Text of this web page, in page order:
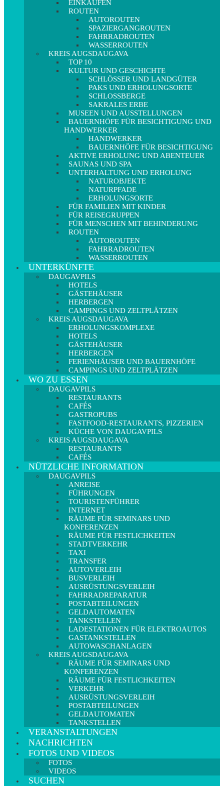
EINKAUFEN
ROUTEN
AUTOROUTEN
SPAZIERGANGROUTEN
FAHRRADROUTEN
WASSERROUTEN
KREIS AUGSDAUGAVA
TOP 10
KULTUR UND GESCHICHTE
SCHLÖSSER UND LANDGÜTER
PAKS UND ERHOLUNGSORTE
SCHLOSSBERGE
SAKRALES ERBE
MUSEEN UND AUSSTELLUNGEN
BAUERNHÖFE FÜR BESICHTIGUNG UND
HANDWERKER
HANDWERKER
BAUERNHÖFE FÜR BESICHTIGUNG
AKTIVE ERHOLUNG UND ABENTEUER
SAUNAS UND SPA
UNTERHALTUNG UND ERHOLUNG
NATUROBJEKTE
NATURPFADE
ERHOLUNGSORTE
FÜR FAMILIEN MIT KINDER
FÜR REISEGRUPPEN
FÜR MENSCHEN MIT BEHINDERUNG
ROUTEN
AUTOROUTEN
FAHRRADROUTEN
WASSERROUTEN
UNTERKÜNFTE
DAUGAVPILS
HOTELS
GÄSTEHÄUSER
HERBERGEN
CAMPINGS UND ZELTPLÄTZEN
KREIS AUGSDAUGAVA
ERHOLUNGSKOMPLEXE
HOTELS
GÄSTEHÄUSER
HERBERGEN
FERIENHÄUSER UND BAUERNHÖFE
CAMPINGS UND ZELTPLÄTZEN
WO ZU ESSEN
DAUGAVPILS
RESTAURANTS
CAFÉS
GASTROPUBS
FASTFOOD-RESTAURANTS, PIZZERIEN
KÜCHE VON DAUGAVPILS
KREIS AUGSDAUGAVA
RESTAURANTS
CAFÉS
NÜTZLICHE INFORMATION
DAUGAVPILS
ANREISE
FÜHRUNGEN
TOURISTENFÜHRER
INTERNET
RÄUME FÜR SEMINARS UND
KONFERENZEN
RÄUME FÜR FESTLICHKEITEN
STADTVERKEHR
TAXI
TRANSFER
AUTOVERLEIH
BUSVERLEIH
AUSRÜSTUNGSVERLEIH
FAHRRADREPARATUR
POSTABTEILUNGEN
GELDAUTOMATEN
TANKSTELLEN
LADESTATIONEN FÜR ELEKTROAUTOS
GASTANKSTELLEN
AUTOWASCHANLAGEN
KREIS AUGSDAUGAVA
RÄUME FÜR SEMINARS UND
KONFERENZEN
RÄUME FÜR FESTLICHKEITEN
VERKEHR
AUSRÜSTUNGSVERLEIH
POSTABTEILUNGEN
GELDAUTOMATEN
TANKSTELLEN
VERANSTALTUNGEN
NACHRICHTEN
FOTOS UND VIDEOS
FOTOS
VIDEOS
SUCHEN